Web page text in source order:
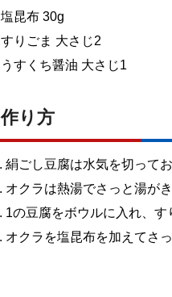
塩昆布 30g
すりごま 大さじ2
うすくち醤油 大さじ1
作り方
絹ごし豆腐は水気を切ってお
オクラは熱湯でさっと湯が
1の豆腐をボウルに入れ、す
オクラを塩昆布を加えてさっ